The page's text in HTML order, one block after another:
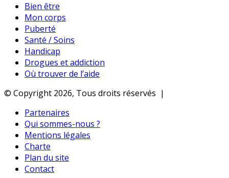
Bien être
Mon corps
Puberté
Santé / Soins
Handicap
Drogues et addiction
Où trouver de l’aide
© Copyright 2026, Tous droits réservés |
Partenaires
Qui sommes-nous ?
Mentions légales
Charte
Plan du site
Contact